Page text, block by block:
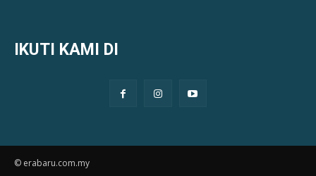
IKUTI KAMI DI
© erabaru.com.my